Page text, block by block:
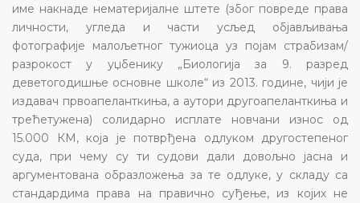
име накнаде нематеријалне штете (због повреде права
личности, угледа и части усљед објављивања
фотографије малољетног тужиоца уз појам страбизам/
разрокост у уџбенику „Биологија за 9. разред
деветогодишње основне школе“ из 2013. године, чији је
издавач првоапеланткиња, а аутори другоапеланткиња и
трећетужена) солидарно исплате новчани износ од
15.000 КМ, која је потврђена одлуком другостепеног
суда, при чему су ти судови дали довољно јасна и
аргументована образложења за те одлуке, у складу са
стандардима права на правично суђење, из којих не